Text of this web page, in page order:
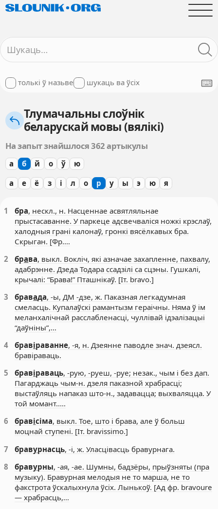
толькі ў назьве шукаць ва ўсіх
Тлумачальны слоўнік
беларускай мовы (вялікі)
На запыт знайшлося 362 артыкулы
а б й о ў ю
а е ё з і л о р у ы э ю я
1 бра, нескл., н. Насценнае асвятляльнае
прыстасаванне. У паркеце адсвечваліся ножкі крэслаў,
халодныя грані калонаў, гронкі вясёлкавых бра.
Скрыган. [Фр.…
2
брава, выкл. Вокліч, які азначае захапленне, пахвалу,
адабрэнне. Дзеда Тодара ссадзілі са сцэны. Гушкалі,
крычалі: “Брава!” Пташнікаў. [Іт. bravo.]
3
бравада, -ы, ДМ -дзе, ж. Паказная легкадумная
смеласць. Купалаўскі рамантызм гераічны. Няма ў ім
меланхалічнай расслабленасці, чуллівай ідэалізацыі
“даўніны”,…
4
бравіраванне, -я, н. Дзеянне паводле знач. дзеясл.
бравіраваць.
5
бравіраваць, -рую, -руеш, -руе; незак., чым і без дап.
Пагарджаць чым-н. дзеля паказной храбрасці;
выстаўляць напаказ што-н., задавацца; выхваляцца. У
той момант..…
6
бравісіма, выкл. Тое, што і брава, але ў больш
моцнай ступені. [Іт. bravissimo.]
7
бравурнасць, -і, ж. Уласцівасць бравурнага.
8
бравурны, -ая, -ае. Шумны, бадзёры, прыўзняты (пра
музыку). Бравурная мелодыя не то марша, не то
факстрота ўскалыхнула ўсіх. Лынькоў. [Ад фр. bravoure
— храбрасць,…